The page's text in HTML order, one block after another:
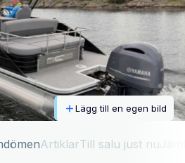
Lägg till en egen bild
ArtiklarTill salu just nu